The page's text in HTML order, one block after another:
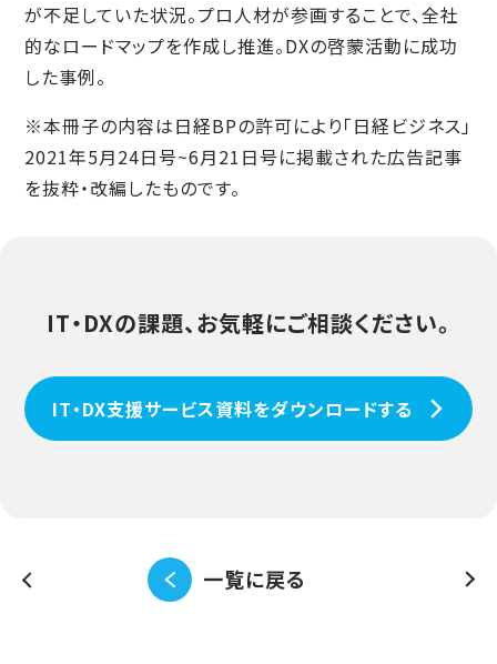
が不足していた状況。プロ人材が参画することで、全社
的なロードマップを作成し推進。DXの啓蒙活動に成功
した事例。
※本冊子の内容は日経BPの許可により「日経ビジネス」
2021年5月24日号~6月21日号に掲載された広告記事
を抜粋・改編したものです。
IT・DXの課題、お気軽にご相談ください。
IT・DX支援サービス資料をダウンロードする
一覧に戻る